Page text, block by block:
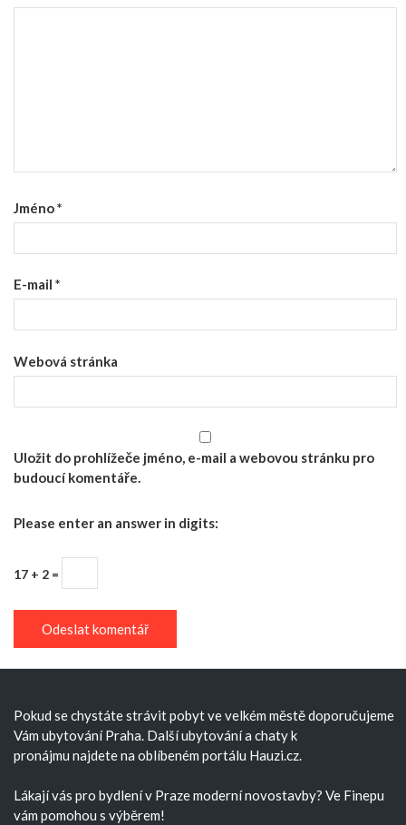
Jméno*
E-mail *
Webová stránka
Uložit do prohlížeče jméno, e-mail a webovou stránku pro
budoucí komentáře.
Please enter an answer in digits:
17 + 2 =
Pokud se chystáte strávit pobyt ve velkém městě doporučujeme
Vám ubytování Praha. Dalšíubytovánía chaty k
pronájmu najdete na oblíbeném portálu Hauzi.cz.
Lákají vás pro bydlení v Praze modernínovostavby? Ve Finepu
vám pomohou s výběrem!